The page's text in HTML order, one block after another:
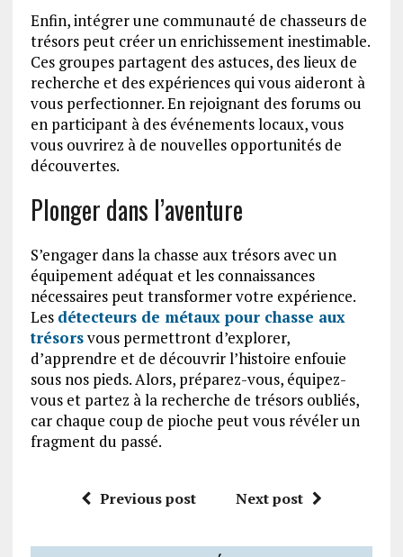
Enfin, intégrer une communauté de chasseurs de
trésors peut créer un enrichissement inestimable.
Ces groupes partagent des astuces, des lieux de
recherche et des expériences qui vous aideront à
vous perfectionner. En rejoignant des forums ou
en participant à des événements locaux, vous
vous ouvrirez à de nouvelles opportunités de
découvertes.
Plonger dans l’aventure
S’engager dans la chasse aux trésors avec un
équipement adéquat et les connaissances
nécessaires peut transformer votre expérience.
Les détecteurs de métaux pour chasse aux
trésorsvous permettront d’explorer,
d’apprendre et de découvrir l’histoire enfouie
sous nos pieds. Alors, préparez-vous, équipez-
vous et partez à la recherche de trésors oubliés,
car chaque coup de pioche peut vous révéler un
fragment du passé.
Previous post Next post